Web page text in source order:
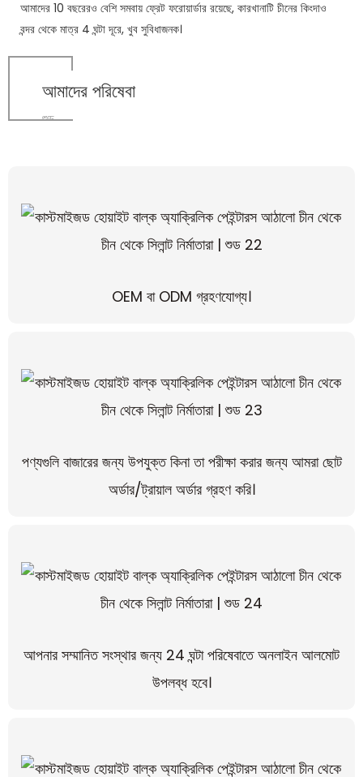
আমাদের 10 বছরেরও বেশি সমবায় ফ্রেট ফরোয়ার্ডার রয়েছে, কারখানাটি চীনের কিংদাও
বন্দর থেকে মাত্র 4 ঘন্টা দূরে, খুব সুবিধাজনক।
আমাদের পরিষেবা
শুড
OEM বা ODM গ্রহণযোগ্য।
পণ্যগুলি বাজারের জন্য উপযুক্ত কিনা তা পরীক্ষা করার জন্য আমরা ছোট
অর্ডার/ট্রায়াল অর্ডার গ্রহণ করি।
আপনার সম্মানিত সংস্থার জন্য 24 ঘন্টা পরিষেবাতে অনলাইন আলমোট
উপলব্ধ হবে।